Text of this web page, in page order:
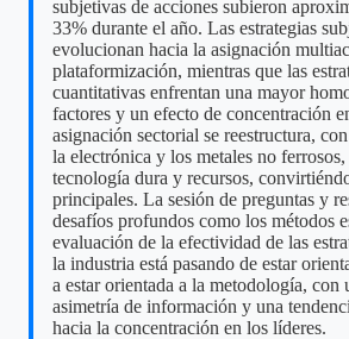
subjetivas de acciones subieron
33% durante el año. Las estrategias
evolucionan hacia la asignación
plataformización, mientras que las
cuantitativas enfrentan una mayor
factores y un efecto de concentración
asignación sectorial se reestructura,
la electrónica y los metales no
tecnología dura y recursos,
principales. La sesión de preguntas y
desafíos profundos como los métodos
evaluación de la efectividad de las
la industria está pasando de estar
a estar orientada a la metodología, con
asimetría de información y una
hacia la concentración en los líderes.